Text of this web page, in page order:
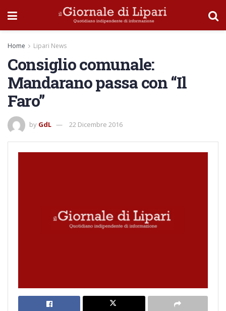
Home Lipari News
Consiglio comunale:
Mandarano passa con “Il
Faro”
by GdL 22 Dicembre 2016